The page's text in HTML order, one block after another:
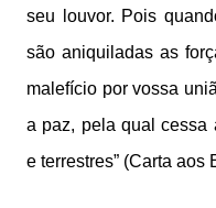
seu louvor. Pois
são aniquiladas as
malefício por vossa
a paz, pela qual cessa
e terrestres” (Carta aos